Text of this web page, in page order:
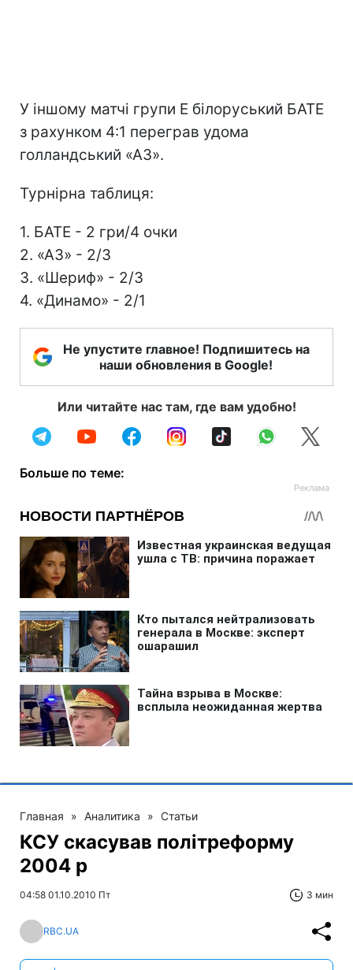
У іншому матчі групи Е білоруський БАТЕ
з рахунком 4:1 переграв удома
голландський «АЗ».
Турнірна таблиця:
1. БАТЕ - 2 гри/4 очки
2. «АЗ» - 2/3
3. «Шериф» - 2/3
4. «Динамо» - 2/1
Не упустите главное! Подпишитесь на
наши обновления в Google!
Или читайте нас там, где вам удобно!
Больше по теме:
Главная » Аналитика » Статьи
КСУ скасував політреформу
2004 р
04:58 01.10.2010 Пт 3 мин
RBC.UA